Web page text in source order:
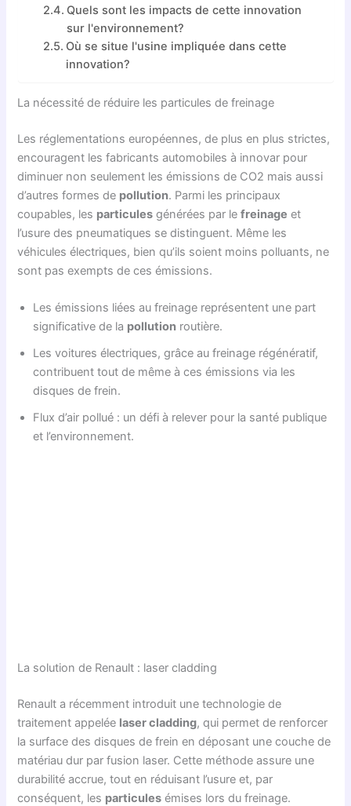
Quels sont les impacts de cette innovation
sur l'environnement?
Où se situe l'usine impliquée dans cette
innovation?
La nécessité de réduire les particules de freinage
Les réglementations européennes, de plus en plus strictes,
encouragent les fabricants automobiles à innovar pour
diminuer non seulement les émissions de CO2 mais aussi
d’autres formes de pollution. Parmi les principaux
coupables, les particules générées par lefreinage et
l’usure des pneumatiques se distinguent. Même les
véhicules électriques, bien qu’ils soient moins polluants, ne
sont pas exempts de ces émissions.
Les émissions liées au freinage représentent une part
significative de la pollution routière.
Les voitures électriques, grâce au freinage régénératif,
contribuent tout de même à ces émissions via les
disques de frein.
Flux d’air pollué : un défi à relever pour la santé publique
et l’environnement.
La solution de Renault : laser cladding
Renault a récemment introduit une technologie de
traitement appelée laser cladding, qui permet de renforcer
la surface des disques de frein en déposant une couche de
matériau dur par fusion laser. Cette méthode assure une
durabilité accrue, tout en réduisant l’usure et, par
conséquent, les particules émises lors du freinage.